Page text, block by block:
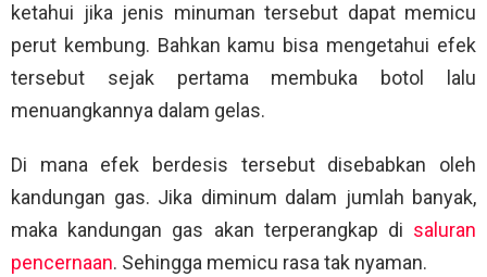
ketahui jika jenis minuman tersebut dapat memicu
perut kembung. Bahkan kamu bisa mengetahui efek
tersebut sejak pertama membuka botol lalu
menuangkannya dalam gelas.
Di mana efek berdesis tersebut disebabkan oleh
kandungan gas. Jika diminum dalam jumlah banyak,
maka kandungan gas akan terperangkap di saluran
pencernaan. Sehingga memicu rasa tak nyaman.